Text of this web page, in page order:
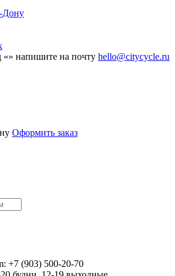
Дону
«» напишите на почту hello@citycycle.ru
Оформить заказ
+7 (903) 500-20-70